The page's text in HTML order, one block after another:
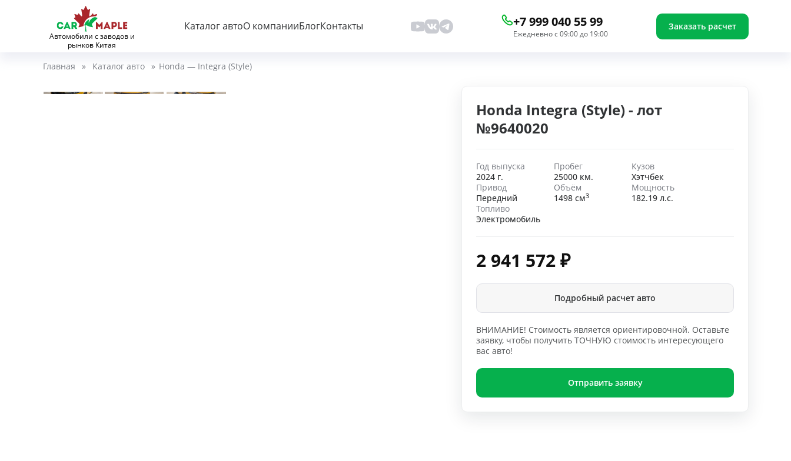
Автомобили с заводов и
рынков Китая
Каталог автоО компанииБлогКонтакты +7 999 040 55 99
Ежедневно с 09:00 до 19:00
Заказать расчет
Главная » Каталог авто » Honda — Integra (Style)
Honda Integra (Style) - лот
№9640020
Год выпуска
2024 г.
Пробег
25000 км.
Кузов
Хэтчбек
Привод
Передний
Объём
1498 см3
Мощность
182.19 л.с.
Топливо
Электромобиль
2 941 572₽
Подробный расчет авто
ВНИМАНИЕ! Стоимость является ориентировочной. Оставьте
заявку, чтобы получить ТОЧНУЮ стоимость интересующего
вас авто!
Отправить заявку